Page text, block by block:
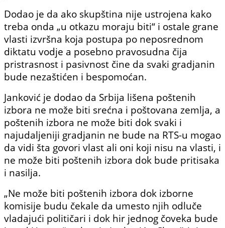
Dodao je da ako skupština nije ustrojena kako
treba onda „u otkazu moraju biti“ i ostale grane
vlasti izvršna koja postupa po neposrednom
diktatu vodje a posebno pravosudna čija
pristrasnost i pasivnost čine da svaki gradjanin
bude nezaštićen i bespomoćan.
Janković je dodao da Srbija lišena poštenih
izbora ne može biti srećna i poštovana zemlja, a
poštenih izbora ne može biti dok svaki i
najudaljeniji gradjanin ne bude na RTS-u mogao
da vidi šta govori vlast ali oni koji nisu na vlasti, i
ne može biti poštenih izbora dok bude pritisaka
i nasilja.
„Ne može biti poštenih izbora dok izborne
komisije budu čekale da umesto njih odluče
vladajući političari i dok hir jednog čoveka bude